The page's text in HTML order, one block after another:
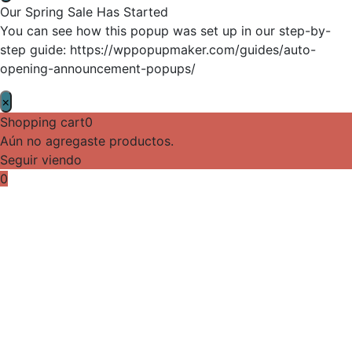
Our Spring Sale Has Started
You can see how this popup was set up in our step-by-
step guide: https://wppopupmaker.com/guides/auto-
opening-announcement-popups/
×
Shopping cart0
Aún no agregaste productos.
Seguir viendo
0